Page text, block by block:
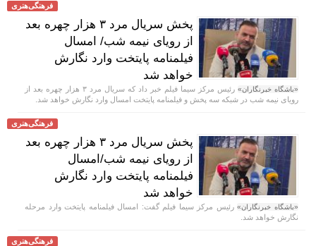
فرهنگی‌هنری
پخش سریال مرد ۳ هزار چهره بعد
از رویای نیمه شب/ امسال
فیلمنامه پایتخت وارد نگارش
خواهد شد
«باشگاه خبرنگاران»
رئیس مرکز سیما فیلم خبر داد که سریال مرد ۳ هزار چهره بعد از
رویای نیمه شب در شبکه سه پخش و فیلمنامه پایتخت امسال وارد نگارش خواهد شد.
فرهنگی‌هنری
پخش سریال مرد ۳ هزار چهره بعد
از رویای نیمه شب/امسال
فیلمنامه پایتخت وارد نگارش
خواهد شد
«باشگاه خبرنگاران»رئیس مرکز سیما فیلم گفت: امسال فیلمنامه پایتخت وارد مرحله
نگارش خواهد شد.
فرهنگی‌هنری